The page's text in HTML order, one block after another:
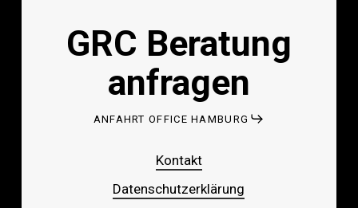
GRC Beratung
anfragen
ANFAHRT OFFICE HAMBURG
Kontakt
Datenschutzerklärung